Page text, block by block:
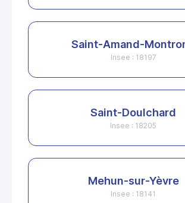
Saint-Amand-
Insee : 18197
Saint-Doulchard
Insee : 18205
Mehun-sur-Yèvre
Insee : 18141